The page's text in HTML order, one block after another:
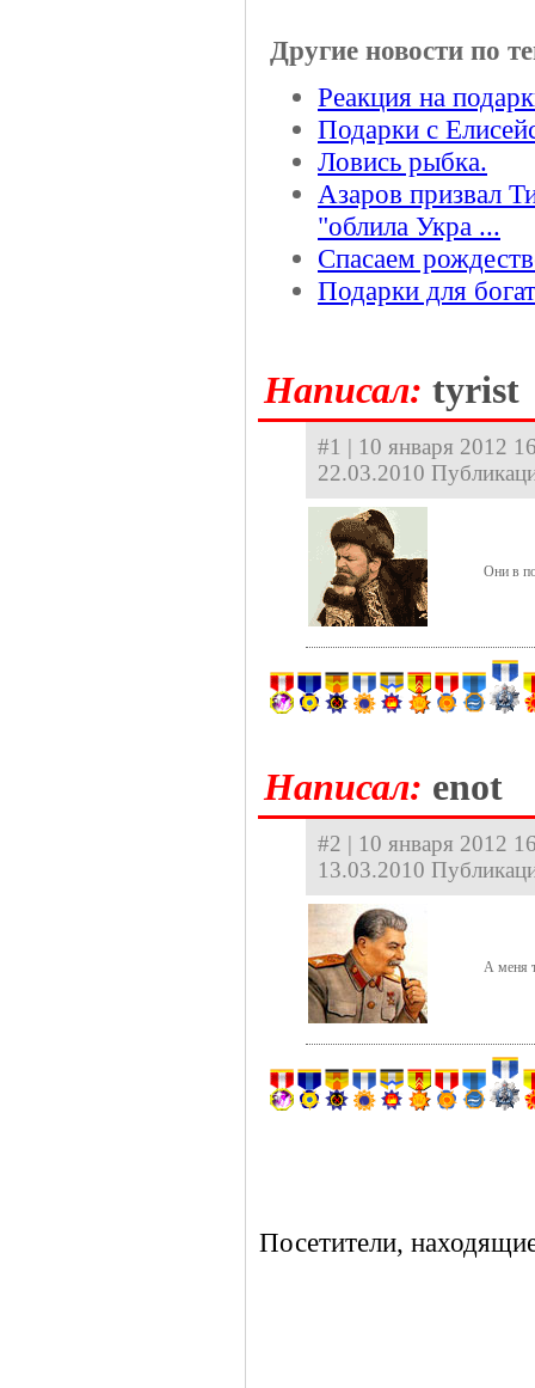
Другие новости по
Реакция на
Подарки с
Ловись рыбка.
Азаров призвал
"облила Укра ...
Спасаем
Подарки для
Hаписал: tyrist
#1 | 10 января 2012
22.03.2010
Они в
Hаписал: enot
#2 | 10 января 2012
13.03.2010
А меня
Посетители,